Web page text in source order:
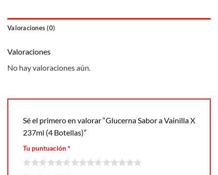
Valoraciones (0)
Valoraciones
No hay valoraciones aún.
Sé el primero en valorar “Glucerna Sabor a Vainilla X
237ml (4 Botellas)”
Tu puntuación*